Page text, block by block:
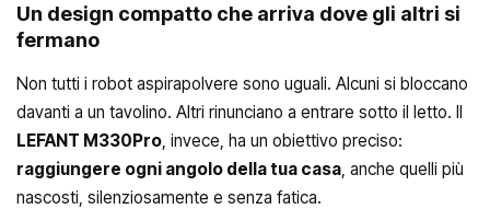
Un design compatto che arriva dove gli altri si
fermano
Non tutti i robot aspirapolvere sono uguali. Alcuni si bloccano
davanti a un tavolino. Altri rinunciano a entrare sotto il letto. Il
LEFANT M330Pro, invece, ha un obiettivo preciso:
raggiungere ogni angolo della tua casa, anche quelli più
nascosti, silenziosamente e senza fatica.